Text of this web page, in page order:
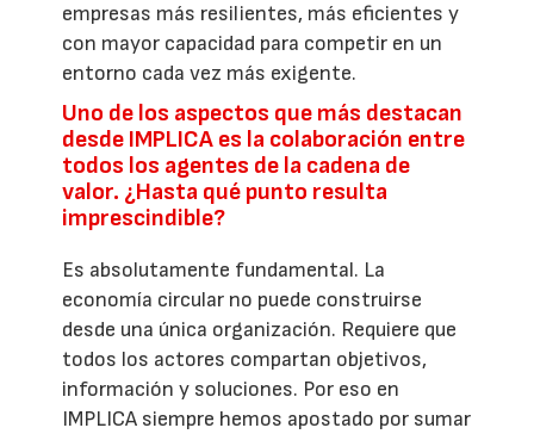
empresas más resilientes, más eficientes y
con mayor capacidad para competir en un
entorno cada vez más exigente.
Uno de los aspectos que más destacan
desde IMPLICA es la colaboración entre
todos los agentes de la cadena de
valor. ¿Hasta qué punto resulta
imprescindible?
Es absolutamente fundamental. La
economía circular no puede construirse
desde una única organización. Requiere que
todos los actores compartan objetivos,
información y soluciones. Por eso en
IMPLICA siempre hemos apostado por sumar